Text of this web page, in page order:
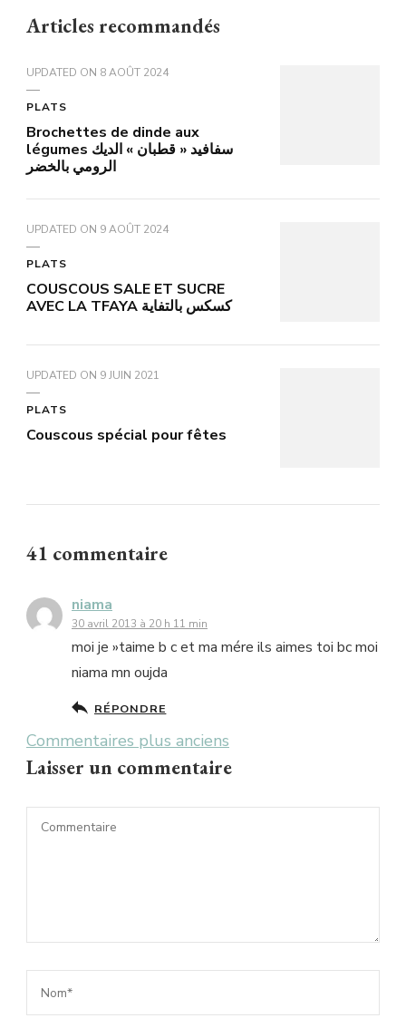
Articles recommandés
UPDATED ON 8 AOÛT 2024
PLATS
Brochettes de dinde aux
légumes سفافيد « قطبان » الديك
الرومي بالخضر
UPDATED ON 9 AOÛT 2024
PLATS
COUSCOUS SALE ET SUCRE
AVEC LA TFAYA كسكس بالتفاية
UPDATED ON 9 JUIN 2021
PLATS
Couscous spécial pour fêtes
41 commentaire
niama
30 avril 2013 à 20 h 11 min
moi je »taime b c et ma mére ils aimes toi bc moi
niama mn oujda
RÉPONDRE
Navigation
dans
les
commentaires
Commentaires plus anciens
Laisser un commentaire